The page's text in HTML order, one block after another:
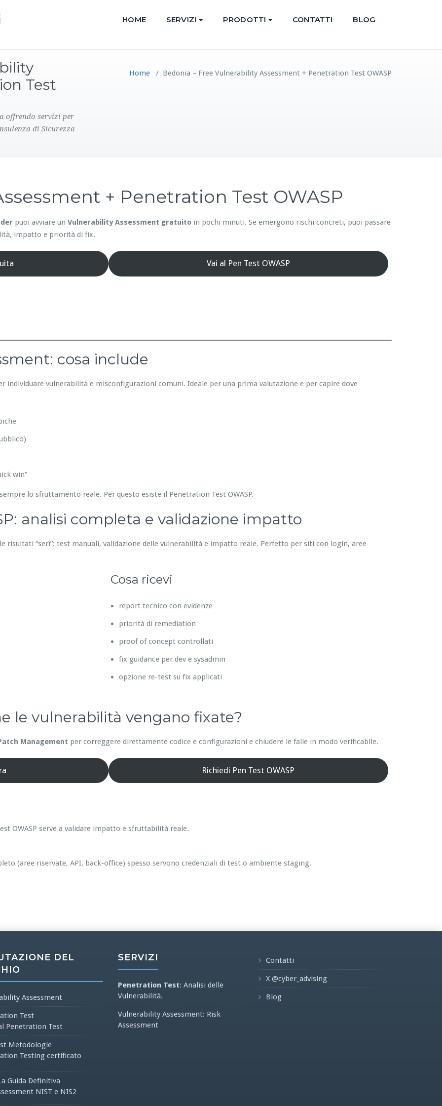
HOME SERVIZI PRODOTTI CONTATTI BLOG
Test
offrendo servizi per
di Sicurezza
Home / Bedonia – Free Vulnerability Assessment + Penetration Test OWASP
+ Penetration Test OWASP
puoi avviare un Vulnerability Assessment gratuito in pochi minuti. Se emergono rischi concreti, puoi passare
impatto e priorità di fix.
Vai al Pen Test OWASP
cosa include
individuare vulnerabilità e misconfigurazioni comuni. Ideale per una prima valutazione e per capire dove
win”
lo sfruttamento reale. Per questo esiste il Penetration Test OWASP.
analisi completa e validazione impatto
risultati “serî”: test manuali, validazione delle vulnerabilità e impatto reale. Perfetto per siti con login, aree
Cosa ricevi
report tecnico con evidenze
priorità di remediation
proof of concept controllati
fix guidance per dev e sysadmin
opzione re-test su fix applicati
le vulnerabilità vengano fixate?
Management per correggere direttamente codice e configurazioni e chiudere le falle in modo verificabile.
Richiedi Pen Test OWASP
OWASP serve a validare impatto e sfruttabilità reale.
(aree riservate, API, back-office) spesso servono credenziali di test o ambiente staging.
DEL
Assessment
Test
Penetration Test
Metodologie
Testing certificato
Guida Definitiva
NIST e NIS2
SERVIZI
Penetration Test: Analisi delle
Vulnerabilità.
Vulnerability Assessment: Risk
Assessment
Contatti
X @cyber_advising
Blog